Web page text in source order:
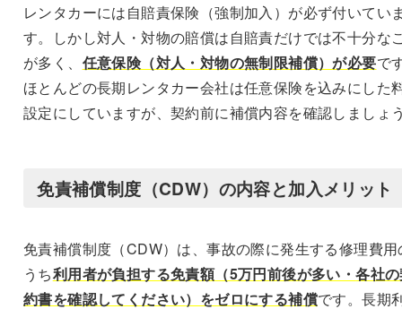
レンタカーには自賠責保険（強制加入）が必ず付いてい
す。しかし対人・対物の賠償は自賠責だけでは不十分な
が多く、 任意保険（対人・対物の無制限補償）が必要で
ほとんどの長期レンタカー会社は任意保険を込みにした
設定にしていますが、契約前に補償内容を確認しましょ
免責補償制度（CDW）の内容と加入メリット
免責補償制度（CDW）は、事故の際に発生する修理費用
うち利用者が負担する免責額（5万円前後が多い・各社
約書を確認してください）をゼロにする補償です。長期